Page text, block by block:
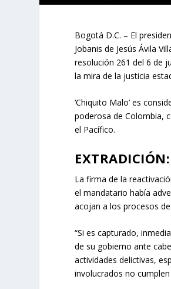
Bogotá D.C. – El
Jobanis de Jesús Ávila
resolución 261 del 6 de
la mira de la justicia
‘Chiquito Malo’ es
poderosa de Colombia,
el Pacífico.
La firma de la
el mandatario había
acojan a los procesos
“Si es capturado,
de su gobierno ante
actividades delictivas,
involucrados no